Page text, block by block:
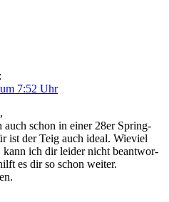
7:52 Uhr
auch schon in einer 28er Spring­
ist der Teig auch ide­al. Wie­viel
kann ich dir lei­der nicht beant­wor­
es dir so schon weiter.